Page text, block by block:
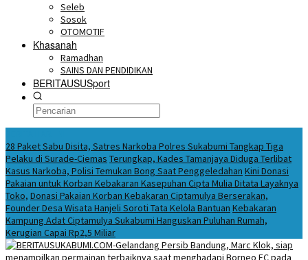
Seleb
Sosok
OTOMOTIF
Khasanah
Ramadhan
SAINS DAN PENDIDIKAN
BERITAUSUSport
28 Paket Sabu Disita, Satres Narkoba Polres Sukabumi Tangkap Tiga
Pelaku di Surade-Ciemas Terungkap, Kades Tamanjaya Diduga Terlibat
Kasus Narkoba, Polisi Temukan Bong Saat Penggeledahan Kini Donasi
Pakaian untuk Korban Kebakaran Kasepuhan Cipta Mulia Ditata Layaknya
Toko, Donasi Pakaian Korban Kebakaran Ciptamulya Berserakan,
Founder Desa Wisata Hanjeli Soroti Tata Kelola Bantuan Kebakaran
Kampung Adat Ciptamulya Sukabumi Hanguskan Puluhan Rumah,
Kerugian Capai Rp2,5 Miliar